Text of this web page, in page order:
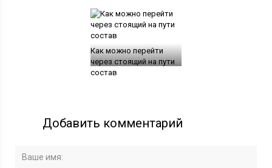
Как можно перейти
через стоящий на пути
состав
Добавить комментарий